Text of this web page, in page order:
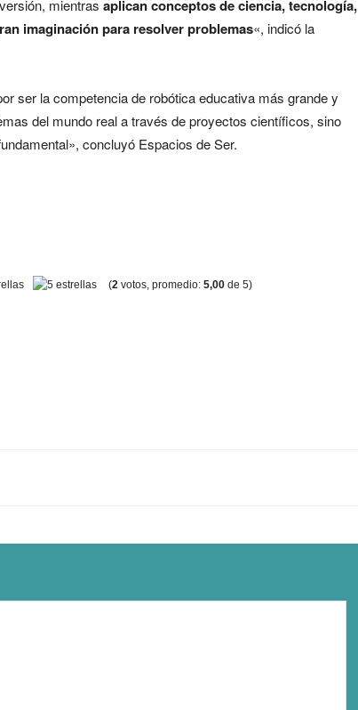
mientras aplican conceptos de ciencia, tecnología,
imaginación para resolver problemas«, indicó la
ser la competencia de robótica educativa más grande y
del mundo real a través de proyectos científicos, sino
concluyó Espacios de Ser.
(2 votos, promedio: 5,00 de 5)